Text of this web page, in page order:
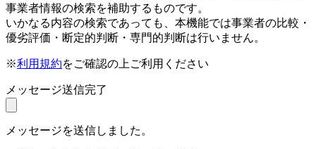
事業者情報の検索を補助するものです。
いかなる内容の検索であっても、本機能では事業者の比較・
優劣評価・断定的判断・専門的判断は行いません。
※利用規約をご確認の上ご利用ください
メッセージ送信完了
メッセージを送信しました。